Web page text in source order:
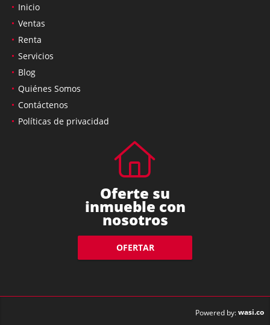
Inicio
Ventas
Renta
Servicios
Blog
Quiénes Somos
Contáctenos
Políticas de privacidad
Oferte su
inmueble con
nosotros
OFERTAR
Powered by:wasi.co